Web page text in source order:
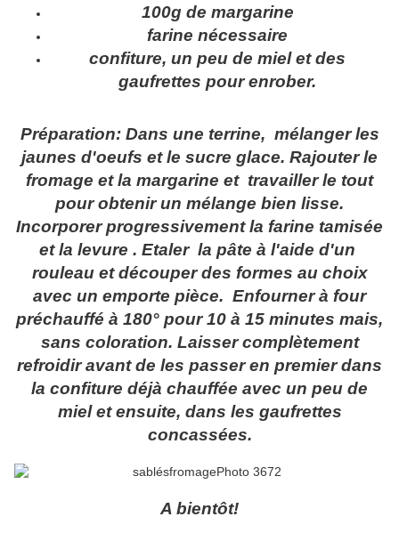
100g de margarine
farine nécessaire
confiture, un peu de miel et des
gaufrettes pour enrober.
Préparation: Dans une terrine, mélanger les
jaunes d'oeufs et le sucre glace. Rajouter le
fromage et la margarine et travailler le tout
pour obtenir un mélange bien lisse.
Incorporer progressivement la farine tamisée
et la levure . Etaler la pâte à l'aide d'un
rouleau et découper des formes au choix
avec un emporte pièce. Enfourner à four
préchauffé à 180° pour 10 à 15 minutes mais,
sans coloration. Laisser complètement
refroidir avant de les passer en premier dans
la confiture déjà chauffée avec un peu de
miel et ensuite, dans les gaufrettes
concassées.
A bientôt!